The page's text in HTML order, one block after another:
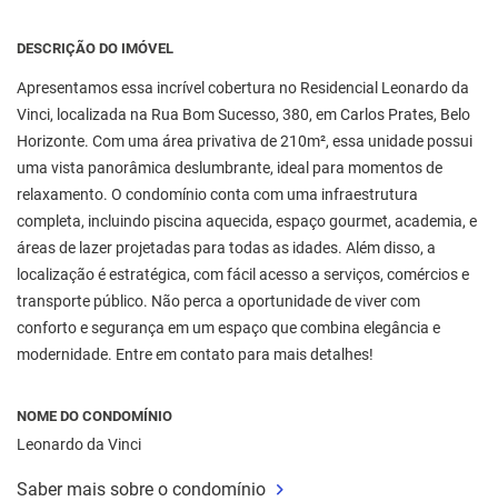
DESCRIÇÃO DO IMÓVEL
Apresentamos essa incrível cobertura no Residencial Leonardo da
Vinci, localizada na Rua Bom Sucesso, 380, em Carlos Prates, Belo
Horizonte. Com uma área privativa de 210m², essa unidade possui
uma vista panorâmica deslumbrante, ideal para momentos de
relaxamento. O condomínio conta com uma infraestrutura
completa, incluindo piscina aquecida, espaço gourmet, academia, e
áreas de lazer projetadas para todas as idades. Além disso, a
localização é estratégica, com fácil acesso a serviços, comércios e
transporte público. Não perca a oportunidade de viver com
conforto e segurança em um espaço que combina elegância e
modernidade. Entre em contato para mais detalhes!
NOME DO CONDOMÍNIO
Leonardo da Vinci
Saber mais sobre o condomínio